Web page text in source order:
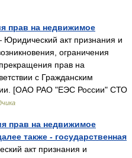
прав на недвижимое
акт признания и
ограничения
прав на
с Гражданским
[ОАО РАО "ЕЭС России" СТО
прав на недвижимое
также - государственная
акт признания и